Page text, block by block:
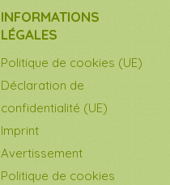
INFORMATIONS
LÉGALES
Politique de cookies (UE)
Déclaration de
confidentialité (UE)
Imprint
Avertissement
Politique de cookies